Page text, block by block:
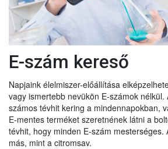
E-szám kereső
Napjaink élelmiszer-előállítása
vagy ismertebb nevükön E-számok nélkül.
számos tévhit kering a mindennapokban,
E-mentes terméket szeretnének látni a
tévhit, hogy minden E-szám mesterséges.
más, mint a citromsav.